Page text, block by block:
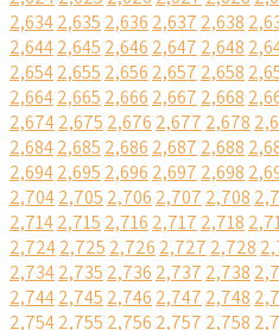
2,6342,635 2,636 2,637 2,638
2,6442,645 2,646 2,647 2,648
2,6542,655 2,656 2,657 2,658
2,6642,665 2,666 2,667 2,668
2,6742,675 2,676 2,677 2,678
2,6842,685 2,686 2,687 2,688
2,6942,695 2,696 2,697 2,698
2,7042,705 2,706 2,707 2,708
2,7142,715 2,716 2,717 2,718
2,7242,725 2,726 2,727 2,728
2,7342,735 2,736 2,737 2,738
2,7442,745 2,746 2,747 2,748
2,7542,755 2,756 2,757 2,758